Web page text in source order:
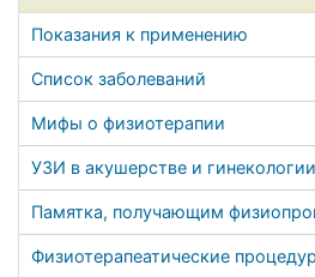
Показания к применению
Список заболеваний
Мифы о физиотерапии
УЗИ в акушерстве и гинекологии
Памятка, получающим
Физиотерапеатические